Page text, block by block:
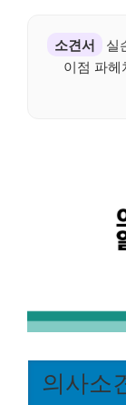
소견서
실
이점 파
의사소